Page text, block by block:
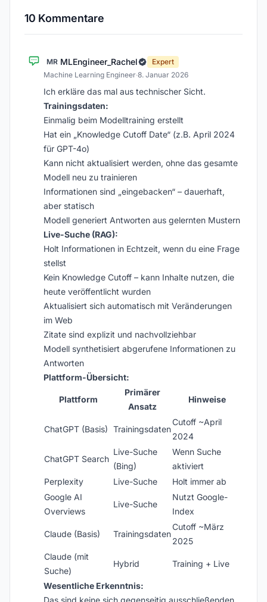
10 Kommentare
MR MLEngineer_Rachel
Expert
Machine Learning Engineer·8. Januar 2026
Ich erkläre das mal aus technischer Sicht.
Trainingsdaten:
Einmalig beim Modelltraining erstellt
Hat ein „Knowledge Cutoff Date“ (z.B. April 2024
für GPT-4o)
Kann nicht aktualisiert werden, ohne das gesamte
Modell neu zu trainieren
Informationen sind „eingebacken“ – dauerhaft,
aber statisch
Modell generiert Antworten aus gelernten Mustern
Live-Suche (RAG):
Holt Informationen in Echtzeit, wenn du eine Frage
stellst
Kein Knowledge Cutoff – kann Inhalte nutzen, die
heute veröffentlicht wurden
Aktualisiert sich automatisch mit Veränderungen
im Web
Zitate sind explizit und nachvollziehbar
Modell synthetisiert abgerufene Informationen zu
Antworten
Plattform-Übersicht:
Plattform
Primärer
Ansatz
Hinweise
ChatGPT (Basis) Trainingsdaten
Cutoff ~April
2024
ChatGPT Search
Live-Suche
(Bing)
Wenn Suche
aktiviert
Perplexity
Live-Suche
Holt immer ab
Google AI
Overviews
Live-Suche
Nutzt Google-
Index
Claude (Basis) Trainingsdaten
Cutoff ~März
2025
Claude (mit
Suche)
Hybrid Training + Live
Wesentliche Erkenntnis:
Das sind keine sich gegenseitig ausschließenden